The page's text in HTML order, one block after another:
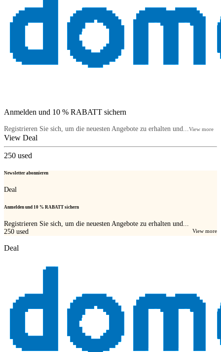
Anmelden und 10 % RABATT sichern
Registrieren Sie sich, um die neuesten Angebote zu erhalten und...View more
View Deal
250 used
Newsletter abonnieren
Deal
Anmelden und 10 % RABATT sichern
Registrieren Sie sich, um die neuesten Angebote zu erhalten und...
View more
250 used
Deal